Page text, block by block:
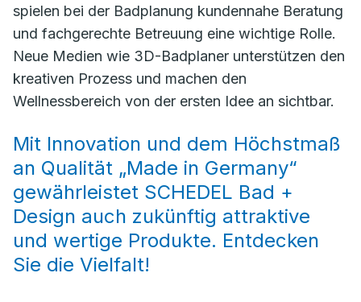
spielen bei der Badplanung kundennahe Beratung
und fachgerechte Betreuung eine wichtige Rolle.
Neue Medien wie 3D-Badplaner unterstützen den
kreativen Prozess und machen den
Wellnessbereich von der ersten Idee an sichtbar.
Mit Innovation und dem Höchstmaß
an Qualität „Made in Germany“
gewährleistet SCHEDEL Bad +
Design auch zukünftig attraktive
und wertige Produkte. Entdecken
Sie die Vielfalt!